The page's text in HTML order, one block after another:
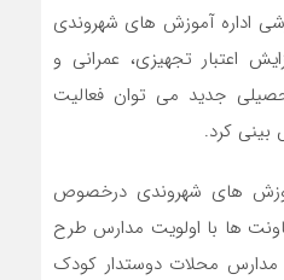
اداره آموزش های شهروندی
اعتبار تجهیزی، عمرانی و
جدید می توان فعالیت
کرد.
های شهروندی درخصوص
ها با اولویت مدارس طرح
مدارس محلات دوستدار کودک